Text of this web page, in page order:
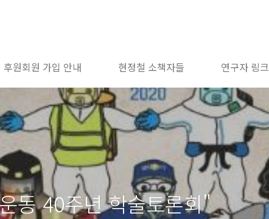
후원회원 가입 안내 현정철 소책자들 연구자 링크
동 40주년 학술토론회"